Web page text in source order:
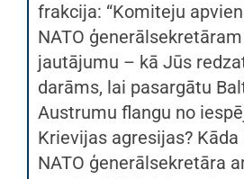
frakcija: “Komiteju
NATO
jautājumu – kā Jūs
darāms, lai pasargātu
Austrumu flangu no
Krievijas agresijas?
NATO ģenerālsekretāra